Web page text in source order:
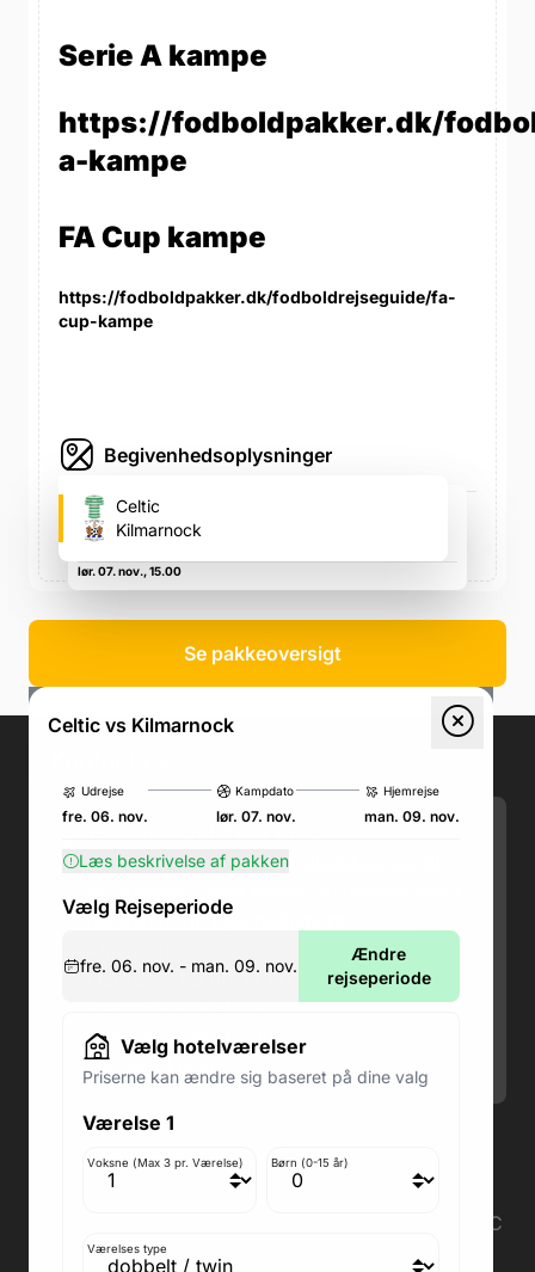
Serie A kampe
https://fodboldpakker.dk/
a-kampe
FA Cup kampe
https://fodboldpakker.dk/fodboldrejseguide/fa-
cup-kampe
Begivenhedsoplysninger
Celtic Park (Celtic's fodboldstadion)
Glasgow G40 3RE, Storbritannien, Glasgow G40 3RE,
Storbritannien
lør. 07. nov., 15.00
Celtic
Kilmarnock
Se pakkeoversigt
Celtic vs Kilmarnock
Udrejse
fre. 06. nov.
Kampdato
lør. 07. nov.
Hjemrejse
man. 09. nov.
Læs beskrivelse af pakken
Vælg Rejseperiode
fre. 06. nov. - man. 09. nov.
Ændre
rejseperiode
Vælg hotelværelser
Priserne kan ændre sig baseret på dine valg
Værelse 1
Voksne (Max 3 pr. Værelse) Børn (0-15 år)
Værelses type
Email:kundeservice@fodboldpakker.dk
Akuttelefon under rejsen: Nummeret står i
bunden af dit rejsedokument
Man-Ons: 09.00-18.00
Lørdag: 09.00-12.00
Søndag: Lukket
Adresse butik: Fodboldpakker ApS Rosendal 1C
2860 Søborg
Medlem af rejsegarantifonden: 3350
Adresse kontor: Fodboldpakker ApS Rosendal 1C
2860 Søborg